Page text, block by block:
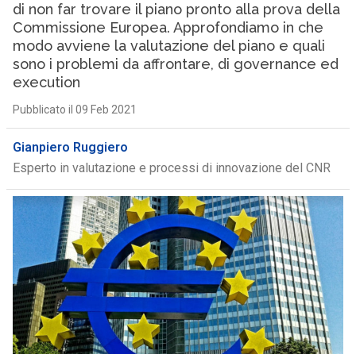
di non far trovare il piano pronto alla prova della
Commissione Europea. Approfondiamo in che
modo avviene la valutazione del piano e quali
sono i problemi da affrontare, di governance ed
execution
Pubblicato il 09 Feb 2021
Gianpiero Ruggiero
Esperto in valutazione e processi di innovazione del CNR